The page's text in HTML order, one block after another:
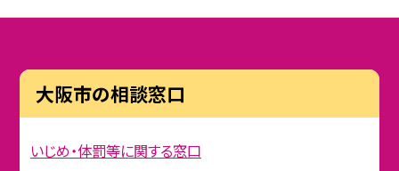
大阪市の相談窓口
いじめ・体罰等に関する窓口